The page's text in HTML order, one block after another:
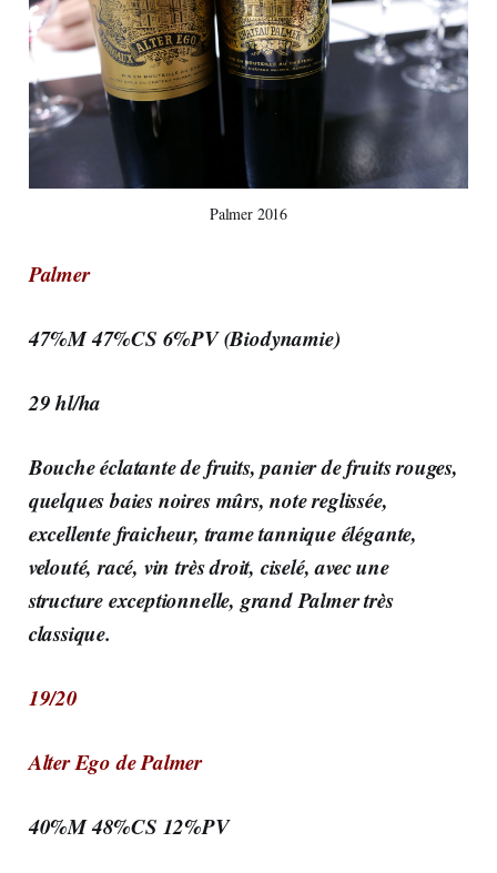
Palmer 2016
Palmer
47%M 47%CS 6%PV (Biodynamie)
29 hl/ha
Bouche éclatante de fruits, panier de fruits rouges,
quelques baies noires mûrs, note reglissée,
excellente fraicheur, trame tannique élégante,
velouté, racé, vin très droit, ciselé, avec une
structure exceptionnelle, grand Palmer très
classique.
19/20
Alter Ego de Palmer
40%M 48%CS 12%PV